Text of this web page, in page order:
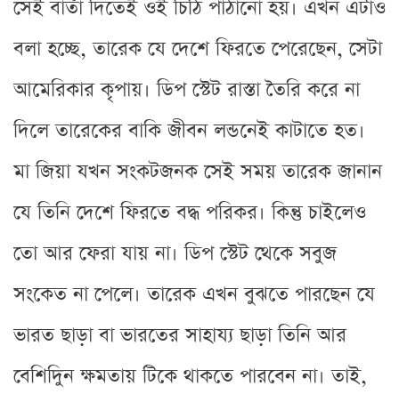
সেই বার্তা দিতেই ওই চিঠি পাঠানো হয়। এখন এটাও
বলা হচ্ছে, তারেক যে দেশে ফিরতে পেরেছেন, সেটা
আমেরিকার কৃপায়। ডিপ স্টেট রাস্তা তৈরি করে না
দিলে তারেকের বাকি জীবন লন্ডনেই কাটাতে হত।
মা জিয়া যখন সংকটজনক সেই সময় তারেক জানান
যে তিনি দেশে ফিরতে বদ্ধ পরিকর। কিন্তু চাইলেও
তো আর ফেরা যায় না। ডিপ স্টেট থেকে সবুজ
সংকেত না পেলে। তারেক এখন বুঝতে পারছেন যে
ভারত ছাড়া বা ভারতের সাহায্য ছাড়া তিনি আর
বেশিদিুন ক্ষমতায় টিকে থাকতে পারবেন না। তাই,